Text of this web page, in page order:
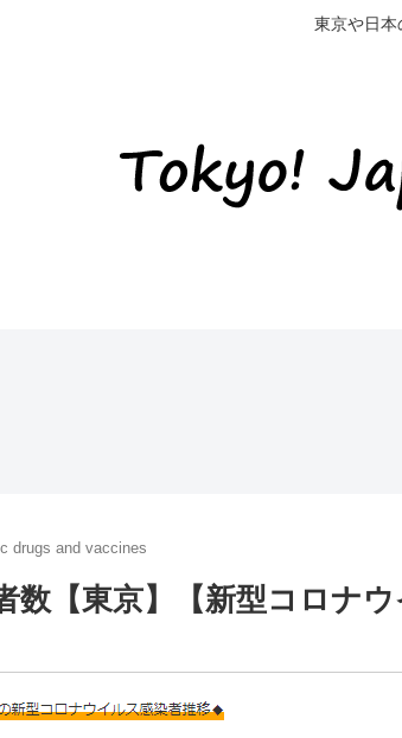
東京や日本
drugs and vaccines
数【東京】【新型コロナウ